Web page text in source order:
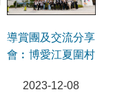
導賞團及交流分享
會︰博愛江夏圍村
2023-12-08